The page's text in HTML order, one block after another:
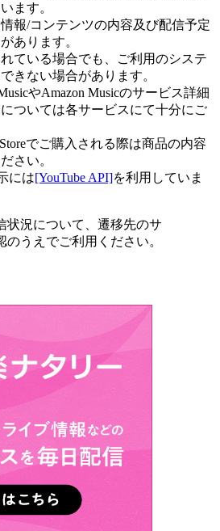
ます。
報/コンテンツの内容及び配信予定
あります。
ている場合でも、ご利用のシステ
きない場合があります。
やAmazon Musicのサービス詳細
ついては各サービスにて十分にご
でご購入される際は商品の内容
さい。
には[YouTube API]を利用していま
況について、遷移先のサ
うえでご利用ください。